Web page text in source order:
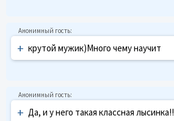
+ крутой мужик)Много чему научит
+ Да, и у него такая классная лысинка!!